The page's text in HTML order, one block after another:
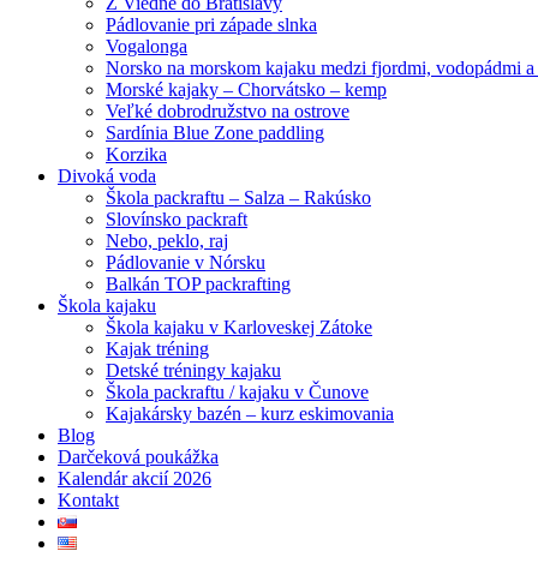
Pádlovanie pri západe slnka
Vogalonga
Norsko na morskom kajaku medzi fjordmi, vodopádmi
Morské kajaky – Chorvátsko – kemp
Veľké dobrodružstvo na ostrove
Sardínia Blue Zone paddling
Korzika
Divoká voda
Škola packraftu – Salza – Rakúsko
Slovínsko packraft
Nebo, peklo, raj
Pádlovanie v Nórsku
Balkán TOP packrafting
Škola kajaku
Škola kajaku v Karloveskej Zátoke
Kajak tréning
Detské tréningy kajaku
Škola packraftu / kajaku v Čunove
Kajakársky bazén – kurz eskimovania
Blog
Darčeková poukážka
Kalendár akcií 2026
Kontakt